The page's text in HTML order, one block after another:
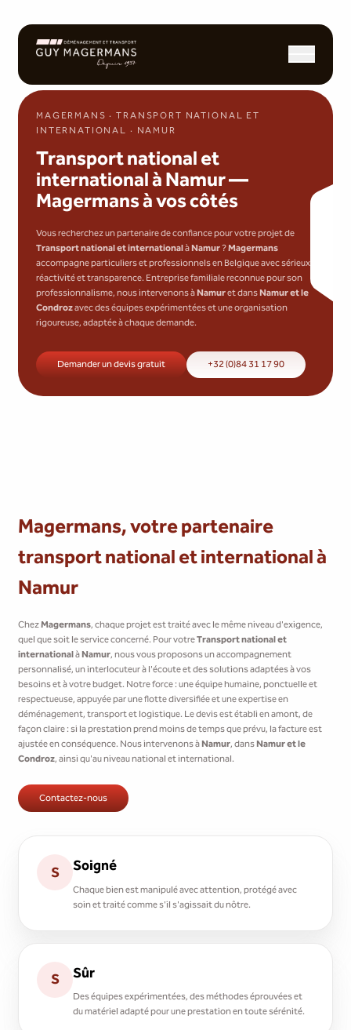
MAGERMANS · TRANSPORT NATIONAL ET
INTERNATIONAL · NAMUR
Transport national et
international à Namur —
Magermans à vos côtés
Vous recherchez un partenaire de confiance pour votre projet de
Transport national et internationalàNamur ?Magermans
accompagne particuliers et professionnels en Belgique avec sérieux,
réactivité et transparence. Entreprise familiale reconnue pour son
professionnalisme, nous intervenons àNamuret dansNamur et le
Condrozavec des équipes expérimentées et une organisation
rigoureuse, adaptée à chaque demande.
Demander un devis gratuit +32 (0)84 31 17 90
Magermans, votre partenaire
transport national et international à
Namur
ChezMagermans, chaque projet est traité avec le même niveau d'exigence,
quel que soit le service concerné. Pour votreTransport national et
internationalàNamur, nous vous proposons un accompagnement
personnalisé, un interlocuteur à l'écoute et des solutions adaptées à vos
besoins et à votre budget. Notre force : une équipe humaine, ponctuelle et
respectueuse, appuyée par une flotte diversifiée et une expertise en
déménagement, transport et logistique. Le devis est établi en amont, de
façon claire : si la prestation prend moins de temps que prévu, la facture est
ajustée en conséquence. Nous intervenons àNamur, dansNamur et le
Condroz, ainsi qu'au niveau national et international.
Contactez-nous
S Soigné
Chaque bien est manipulé avec attention, protégé avec
soin et traité comme s'il s'agissait du nôtre.
S Sûr
Des équipes expérimentées, des méthodes éprouvées et
du matériel adapté pour une prestation en toute sérénité.